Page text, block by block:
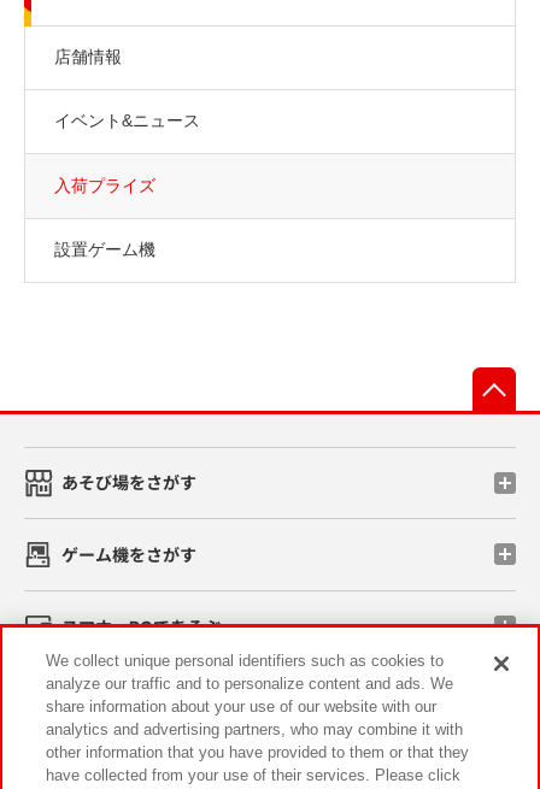
店舗情報
イベント&ニュース
入荷プライズ
設置ゲーム機
あそび場をさがす
ゲーム機をさがす
スマホ・PCであそぶ
イベント・キャンペーン
We collect unique personal identifiers such as cookies to
analyze our traffic and to personalize content and ads. We
share information about your use of our website with our
analytics and advertising partners, who may combine it with
other information that you have provided to them or that they
have collected from your use of their services. Please click